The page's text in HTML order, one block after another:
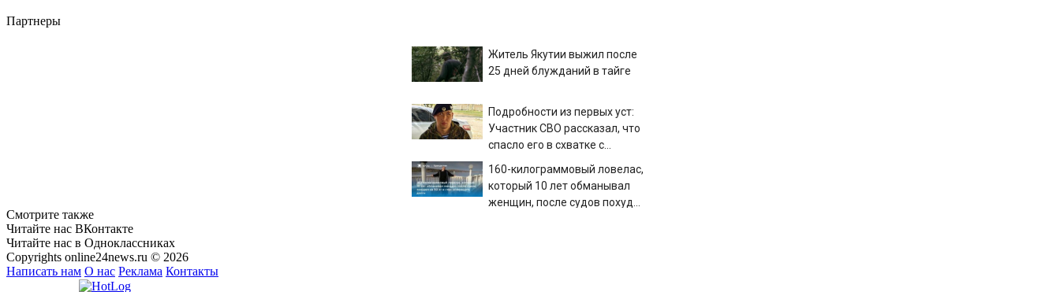
Партнеры
Житель Якутии выжил после
25 дней блужданий в тайге
Подробности из первых уст:
Участник СВО рассказал, что
спасло его в схватке с
160-килограммовый ловелас,
который 10 лет обманывал
женщин, после судов похудел
Смотрите также
Читайте нас ВКонтакте
Читайте нас в Одноклассниках
Copyrights online24news.ru © 2026
Написать нам О нас Реклама Контакты